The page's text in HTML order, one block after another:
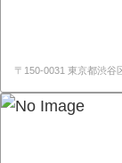
〒150-0031 東京都渋谷